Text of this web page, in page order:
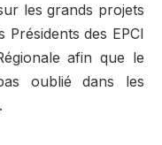
les grands projets
des EPCI
afin que le
oublié dans les